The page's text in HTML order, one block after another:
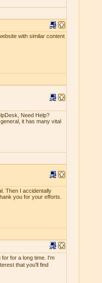
with similar content
Need Help?
it has many vital
Then I accidentally
you for your efforts.
for a long time. I'm
that you'll find